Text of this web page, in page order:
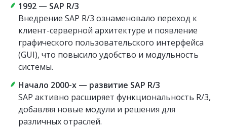
1992 — SAP R/3
Внедрение SAP R/3 ознаменовало переход к
клиент-серверной архитектуре и появление
графического пользовательского интерфейса
(GUI), что повысило удобство и модульность
системы.
Начало 2000-х — развитие SAP R/3
SAP активно расширяет функциональность R/3,
добавляя новые модули и решения для
различных отраслей.